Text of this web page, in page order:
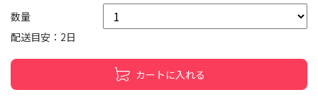
数量
配送目安：2日
カートに入れる